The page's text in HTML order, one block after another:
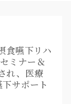
食嚥下リハ
ミナー＆
れ、医療
サポート